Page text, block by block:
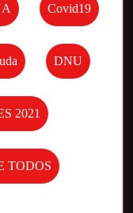
Covid19
DNU
2021
TODOS